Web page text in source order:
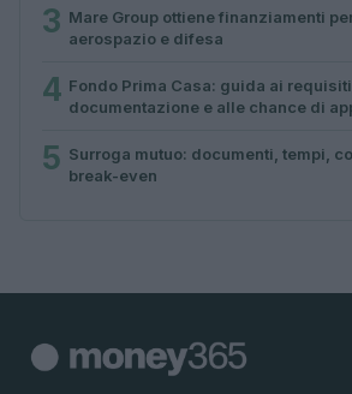
3 Mare Group ottiene finanziamenti
aerospazio e difesa
4 Fondo Prima Casa: guida ai
documentazione e alle chance di
5 Surroga mutuo: documenti, tempi,
break-even